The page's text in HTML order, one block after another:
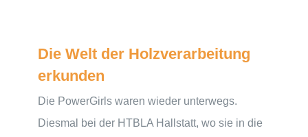
Die Welt der Holzverarbeitung
erkunden
Die PowerGirls waren wieder unterwegs.
Diesmal bei der HTBLA Hallstatt, wo sie in die